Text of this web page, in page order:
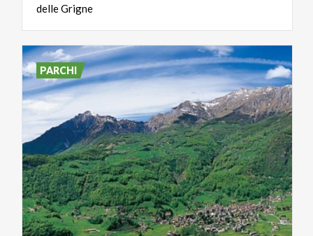
delle Grigne
PARCHI